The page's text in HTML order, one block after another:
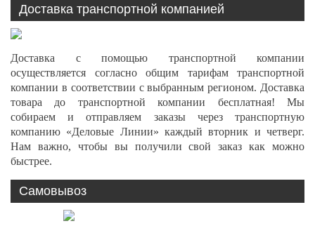
Доставка транспортной компанией
Доставка с помощью транспортной компании
осуществляется согласно общим тарифам транспортной
компании в соответствии с выбранным регионом. Доставка
товара до транспортной компании бесплатная! Мы
собираем и отправляем заказы через транспортную
компанию «Деловые Линии» каждый вторник и четверг.
Нам важно, чтобы вы получили свой заказ как можно
быстрее.
Самовывоз